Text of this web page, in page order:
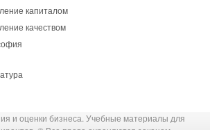
капиталом
качеством
и оценки бизнеса. Учебные материалы для